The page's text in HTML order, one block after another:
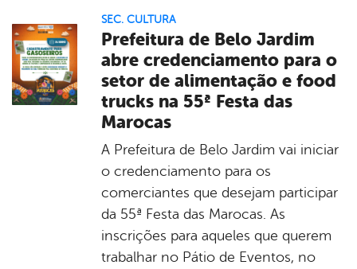
SEC. CULTURA
Prefeitura de Belo Jardim
abre credenciamento para o
setor de alimentação e food
trucks na 55ª Festa das
Marocas
A Prefeitura de Belo Jardim vai iniciar
o credenciamento para os
comerciantes que desejam participar
da 55ª Festa das Marocas. As
inscrições para aqueles que querem
trabalhar no Pátio de Eventos, no